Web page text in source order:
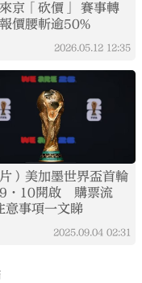
京「砍價」 賽事轉
價腰斬逾50%
2026.05.12 12:35
片）美加墨世界盃首輪
開啟 購票流
意事項一文睇
2025.09.04 02:31